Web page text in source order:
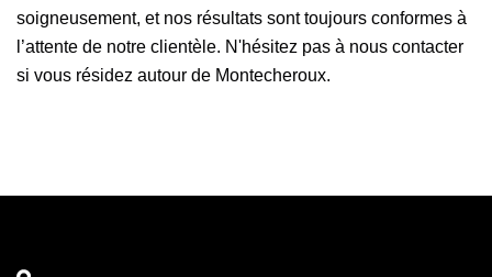
soigneusement, et nos résultats sont toujours conformes à
l’attente de notre clientèle. N'hésitez pas à nous contacter
si vous résidez autour de Montecheroux.